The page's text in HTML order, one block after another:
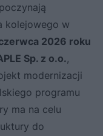
kolejowego w
2026 roku
Sp. z o.o.,
modernizacji
programu
ma na celu
do